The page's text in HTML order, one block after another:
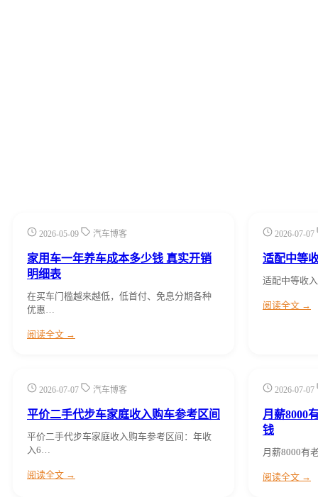
2026-05-09 汽车博客
家用车一年养车成本多少钱 真实开销
明细表
在买车门槛越来越低，低首付、免息分期各种
优惠…
阅读全文 →
2026-07-07
适配中等
适配中等收
阅读全文 →
2026-07-07 汽车博客
平价二手代步车家庭收入购车参考区间
平价二手代步车家庭收入购车参考区间：年收
入6…
阅读全文 →
2026-07-07
月薪8000
钱
月薪8000有
阅读全文 →